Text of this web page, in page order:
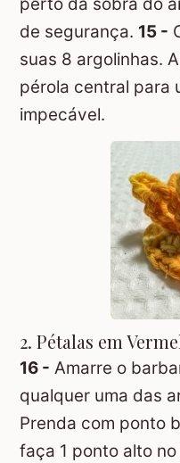
de segurança. 15 -
suas 8 argolinhas.
pérola central para
impecável.
2. Pétalas em
16 - Amarre o
qualquer uma das
Prenda com ponto
faça 1 ponto alto